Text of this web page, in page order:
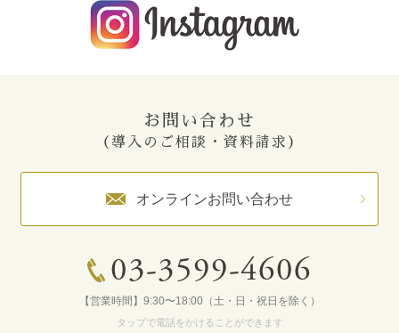
お問い合わせ
（導入のご相談・資料請求）
オンラインお問い合わせ
03-3599-4606
【営業時間】9:30〜18:00（土・日・祝日を除く）
タップで電話をかけることができます